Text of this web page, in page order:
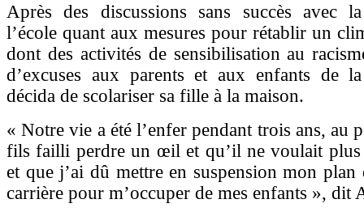
Après des discussions sans succès avec
l’école quant aux mesures pour rétablir un
dont des activités de sensibilisation au
d’excuses aux parents et aux enfants de
décida de scolariser sa fille à la maison.
« Notre vie a été l’enfer pendant trois ans, au
fils failli perdre un œil et qu’il ne voulait plus
et que j’ai dû mettre en suspension mon plan
carrière pour m’occuper de mes enfants », dit